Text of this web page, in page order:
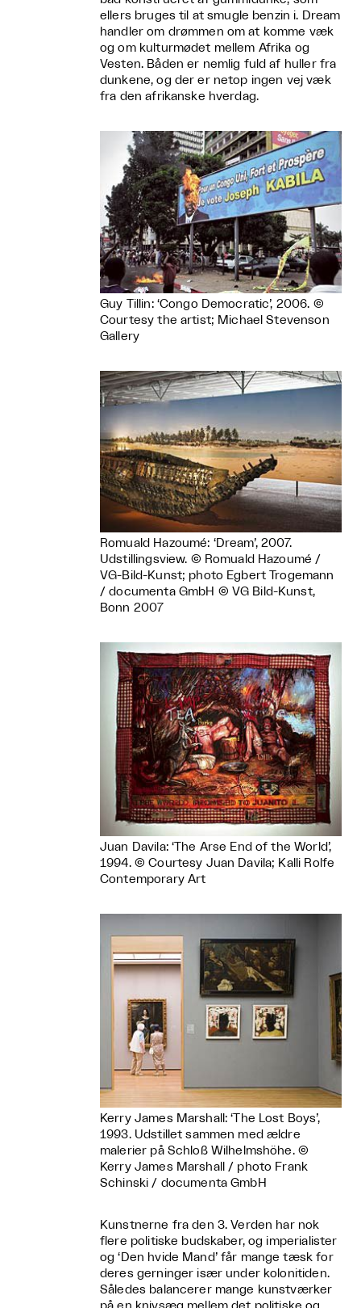
ellers bruges til at smugle benzin i. Dream
handler om drømmen om at komme væk
og om kulturmødet mellem Afrika og
Vesten. Båden er nemlig fuld af huller fra
dunkene, og der er netop ingen vej væk
fra den afrikanske hverdag.
Guy Tillin: ‘Congo Democratic’, 2006. ©
Courtesy the artist; Michael Stevenson
Gallery
Romuald Hazoumé: ‘Dream’, 2007.
Udstillingsview. © Romuald Hazoumé /
VG-Bild-Kunst; photo Egbert Trogemann
/ documenta GmbH © VG Bild-Kunst,
Bonn 2007
Juan Davila: ‘The Arse End of the World’,
1994. © Courtesy Juan Davila; Kalli Rolfe
Contemporary Art
Kerry James Marshall: ‘The Lost Boys’,
1993. Udstillet sammen med ældre
malerier på Schloß Wilhelmshöhe. ©
Kerry James Marshall / photo Frank
Schinski / documenta GmbH
Kunstnerne fra den 3. Verden har nok
flere politiske budskaber, og imperialister
og ‘Den hvide Mand’ får mange tæsk for
deres gerninger især under kolonitiden.
Således balancerer mange kunstværker